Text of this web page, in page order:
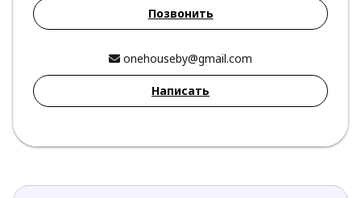
Позвонить
onehouseby@gmail.com
Написать